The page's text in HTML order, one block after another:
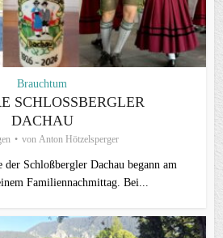
Brauchtum
SCHLOSSBERGLER D
ACHAU
von Anton Hötzelsperger
der Schloßbergler Dachau begann am
Familiennachmittag. Bei...